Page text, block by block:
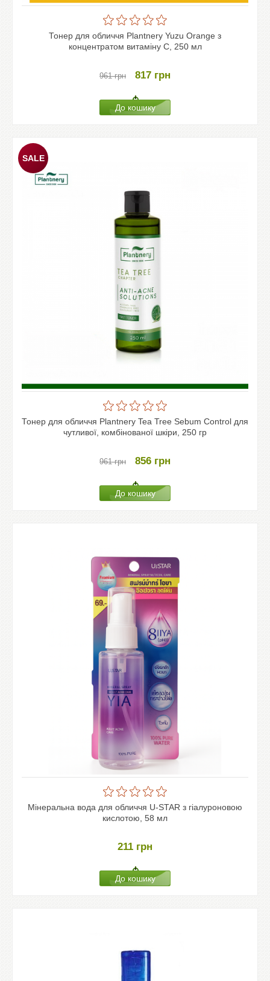
Тонер для обличчя Plantnery Yuzu Orange з
концентратом витаміну C, 250 мл
961грн 817 грн
Тонер для обличчя Plantnery Tea Tree Sebum Control для
чутливої, комбінованої шкіри, 250 гр
961грн 856 грн
Мінеральна вода для обличчя U-STAR з гіалуроновою
кислотою, 58 мл
211 грн